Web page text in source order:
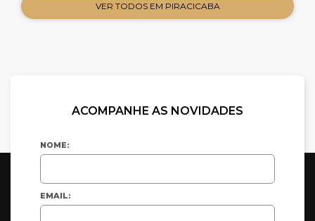
VER TODOS EM PIRACICABA
ACOMPANHE AS NOVIDADES
NOME:
EMAIL: